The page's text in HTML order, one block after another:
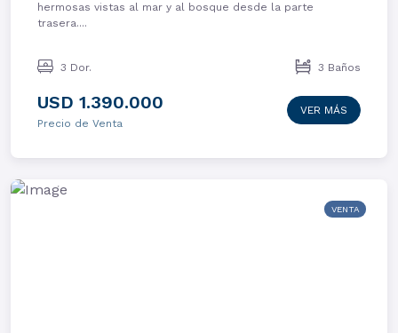
hermosas vistas al mar y al bosque desde la parte
trasera....
3 Dor. 3 Baños
USD 1.390.000
Precio de Venta
VER MÁS
VENTA